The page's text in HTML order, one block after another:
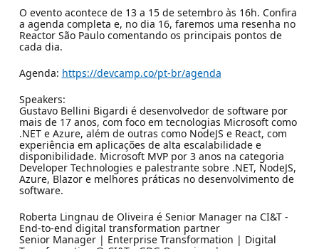
O evento acontece de 13 a 15 de setembro às 16h. Confira
a agenda completa e, no dia 16, faremos uma resenha no
Reactor São Paulo comentando os principais pontos de
cada dia.
Agenda: https://devcamp.co/pt-br/agenda
Speakers:
Gustavo Bellini Bigardi é desenvolvedor de software por
mais de 17 anos, com foco em tecnologias Microsoft como
.NET e Azure, além de outras como NodeJS e React, com
experiência em aplicações de alta escalabilidade e
disponibilidade. Microsoft MVP por 3 anos na categoria
Developer Technologies e palestrante sobre .NET, NodeJS,
Azure, Blazor e melhores práticas no desenvolvimento de
software.
Roberta Lingnau de Oliveira é Senior Manager na CI&T -
End-to-end digital transformation partner
Senior Manager | Enterprise Transformation | Digital